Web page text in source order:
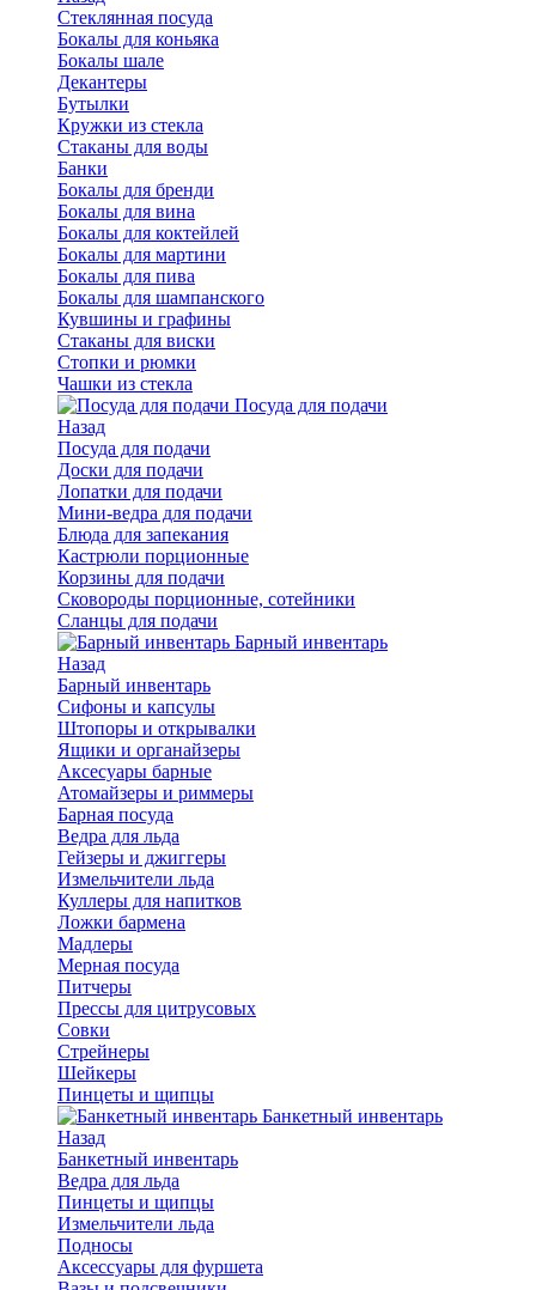
Стеклянная посуда
Бокалы для коньяка
Бокалы шале
Декантеры
Бутылки
Кружки из стекла
Стаканы для воды
Банки
Бокалы для бренди
Бокалы для вина
Бокалы для коктейлей
Бокалы для мартини
Бокалы для пива
Бокалы для шампанского
Кувшины и графины
Стаканы для виски
Стопки и рюмки
Чашки из стекла
Посуда для подачи
Назад
Посуда для подачи
Доски для подачи
Лопатки для подачи
Мини-ведра для подачи
Блюда для запекания
Кастрюли порционные
Корзины для подачи
Сковороды порционные, сотейники
Сланцы для подачи
Барный инвентарь
Назад
Барный инвентарь
Сифоны и капсулы
Штопоры и открывалки
Ящики и органайзеры
Аксесуары барные
Атомайзеры и риммеры
Барная посуда
Ведра для льда
Гейзеры и джиггеры
Измельчители льда
Куллеры для напитков
Ложки бармена
Мадлеры
Мерная посуда
Питчеры
Прессы для цитрусовых
Совки
Стрейнеры
Шейкеры
Пинцеты и щипцы
Банкетный инвентарь
Назад
Банкетный инвентарь
Ведра для льда
Пинцеты и щипцы
Измельчители льда
Подносы
Аксессуары для фуршета